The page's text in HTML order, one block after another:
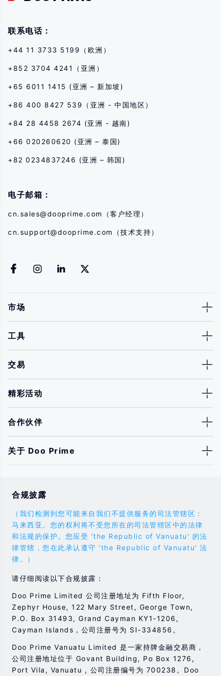
profissional independente.
联系电话：
+44 11 3733 5199（欧洲）
+852 3704 4241（亚洲）
+65 6011 1415 (亚洲 – 新加坡)
+86 400 8427 539（亚洲 - 中国地区）
+84 28 4458 2674 (亚洲 - 越南)
+66 020260620 (亚洲 – 泰国)
+82 0234837246 (亚洲 – 韩国)
电子邮箱：
cn.sales@dooprime.com （客户经理）
cn.support@dooprime.com （技术支持）
市场
工具
交易
精彩活动
合作伙伴
关于 Doo Prime
合规披露
（我们检测到您可能来自我们不提供服务的司法管辖区：
马来西亚。您的权利将不受您所在的司法管辖区中的法律
和法规的保护。您应受 'the Republic of Vanuatu' 的法
律管辖，您在此承认遵守 'the Republic of Vanuatu' 法
律。）
请仔细阅读以下合规披露：
Doo Prime Limited 公司注册地址为 Fifth Floor,
Zephyr House, 122 Mary Street, George Town,
P.O. Box 31493, Grand Cayman KY1-1206,
Cayman Islands，公司注册号为 SI-334856。
Doo Prime Vanuatu Limited 是一家持牌金融交易商，
公司注册地址位于 Govant Building, Po Box 1276,
Port Vila, Vanuatu , 公司注册编号为 700238。Doo